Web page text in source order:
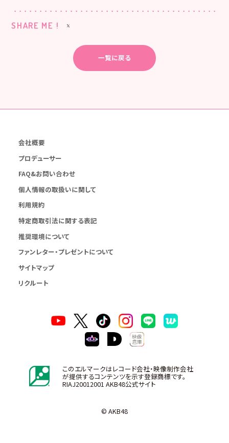
SHARE ME !
一覧に戻る
会社概要
プロデューサー
FAQ&お問い合わせ
個人情報の取扱いに関して
利用規約
特定商取引法に関する表記
推奨環境について
ファンレター・プレゼントについて
サイトマップ
リクルート
このエルマークはレコード会社・映像制作会社
が提供するコンテンツを示す登録商標です。
RIAJ20012001 AKB48公式サイト
© AKB48